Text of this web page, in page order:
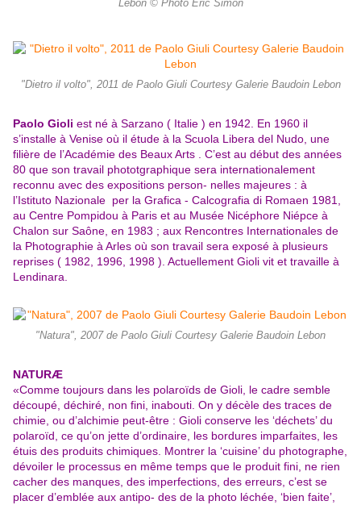
Lebon © Photo Éric Simon
"Dietro il volto", 2011 de Paolo Giuli Courtesy Galerie Baudoin Lebon
Paolo Gioli est né à Sarzano ( Italie ) en 1942. En 1960 il
s’installe à Venise où il étude à la Scuola Libera del Nudo, une
filière de l’Académie des Beaux Arts . C’est au début des années
80 que son travail phototgraphique sera internationalement
reconnu avec des expositions person- nelles majeures : à
l’Istituto Nazionale per la Grafica - Calcografia di Romaen 1981,
au Centre Pompidou à Paris et au Musée Nicéphore Niépce à
Chalon sur Saône, en 1983 ; aux Rencontres Internationales de
la Photographie à Arles où son travail sera exposé à plusieurs
reprises ( 1982, 1996, 1998 ). Actuellement Gioli vit et travaille à
Lendinara.
"Natura", 2007 de Paolo Giuli Courtesy Galerie Baudoin Lebon
NATURÆ
«Comme toujours dans les polaroïds de Gioli, le cadre semble
découpé, déchiré, non fini, inabouti. On y décèle des traces de
chimie, ou d’alchimie peut-être : Gioli conserve les ‘déchets’ du
polaroïd, ce qu’on jette d’ordinaire, les bordures imparfaites, les
étuis des produits chimiques. Montrer la ‘cuisine’ du photographe,
dévoiler le processus en même temps que le produit fini, ne rien
cacher des manques, des imperfections, des erreurs, c’est se
placer d’emblée aux antipo- des de la photo léchée, ‘bien faite’,